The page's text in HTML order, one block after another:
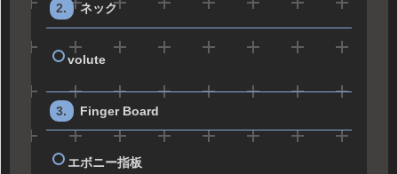
ネック
volute
Finger Board
エボニー指板